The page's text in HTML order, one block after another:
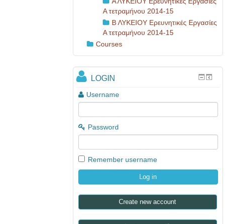
Α τετραμήνου 2014-15
Β ΛΥΚΕΙΟΥ Ερευνητικές Εργασίες
Α τετραμήνου 2014-15
Courses
LOGIN
Username
Password
Remember username
Create new account